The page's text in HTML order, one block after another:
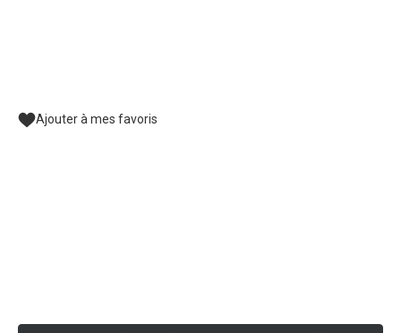
Ajouter à mes favoris